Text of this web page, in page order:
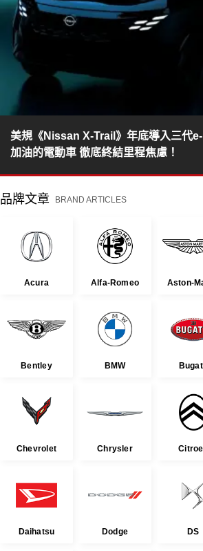
美規《Nissan X-Trail》年底導入三代
加油的電動車 徹底終結里程焦慮！
品牌文章 BRAND ARTICLES
Acura Alfa-Romeo Aston-
Bentley BMW
Chevrolet Chrysler
Daihatsu Dodge DS